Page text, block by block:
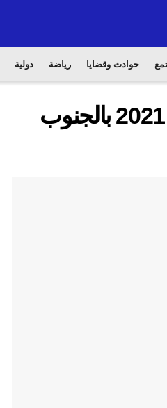
حوادث وقضايا رياضة دولية
البحرية الملكية تشارك في مناورات شيبيك 2021 بالجنوب